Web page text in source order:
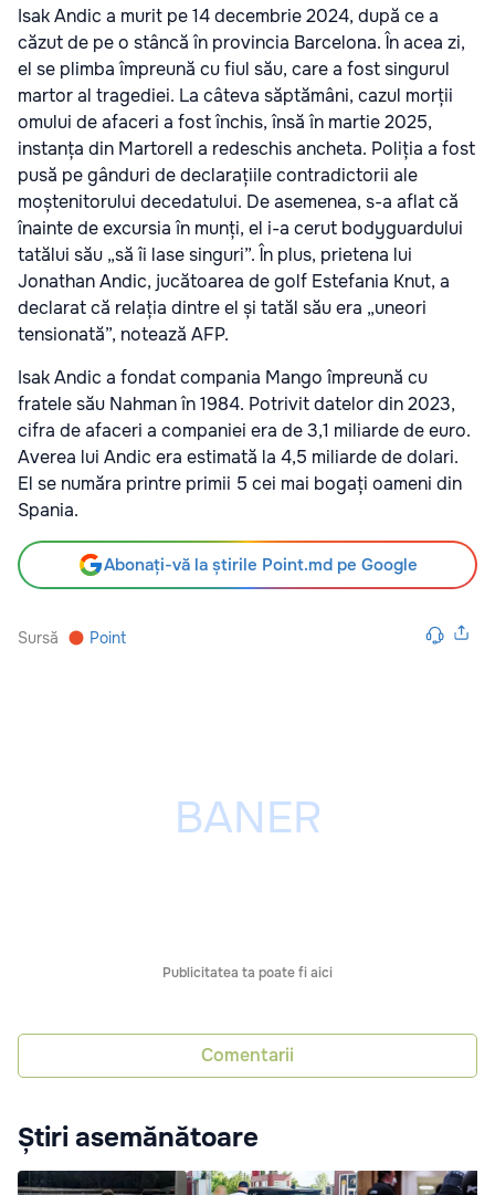
Isak Andic a murit pe 14 decembrie 2024, după ce a
căzut de pe o stâncă în provincia Barcelona. În acea zi,
el se plimba împreună cu fiul său, care a fost singurul
martor al tragediei. La câteva săptămâni, cazul morții
omului de afaceri a fost închis, însă în martie 2025,
instanța din Martorell a redeschis ancheta. Poliția a fost
pusă pe gânduri de declarațiile contradictorii ale
moștenitorului decedatului. De asemenea, s-a aflat că
înainte de excursia în munți, el i-a cerut bodyguardului
tatălui său „să îi lase singuri”. În plus, prietena lui
Jonathan Andic, jucătoarea de golf Estefania Knut, a
declarat că relația dintre el și tatăl său era „uneori
tensionată”, notează AFP.
Isak Andic a fondat compania Mango împreună cu
fratele său Nahman în 1984. Potrivit datelor din 2023,
cifra de afaceri a companiei era de 3,1 miliarde de euro.
Averea lui Andic era estimată la 4,5 miliarde de dolari.
El se număra printre primii 5 cei mai bogați oameni din
Spania.
Abonați-vă la știrile Point.md pe Google
Sursă Point
Publicitatea ta poate fi aici
Comentarii
Știri asemănătoare